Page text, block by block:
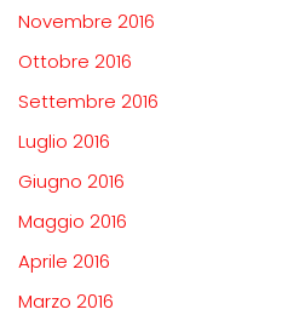
Novembre 2016
Ottobre 2016
Settembre 2016
Luglio 2016
Giugno 2016
Maggio 2016
Aprile 2016
Marzo 2016